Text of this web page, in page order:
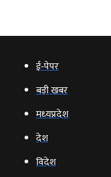
ई‑पेपर
बड़ी खबर
मध्‍यप्रदेश
देश
विदेश